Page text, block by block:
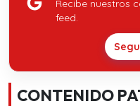
Recibe nuestros
feed.
CONTENIDO